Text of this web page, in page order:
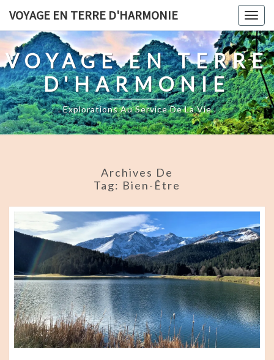
content
VOYAGE EN TERRE D'HARMONIE
VOYAGE EN TERRE
D'HARMONIE
. Explorations Au Service De La Vie .
Archives De
Tag: Bien-Être